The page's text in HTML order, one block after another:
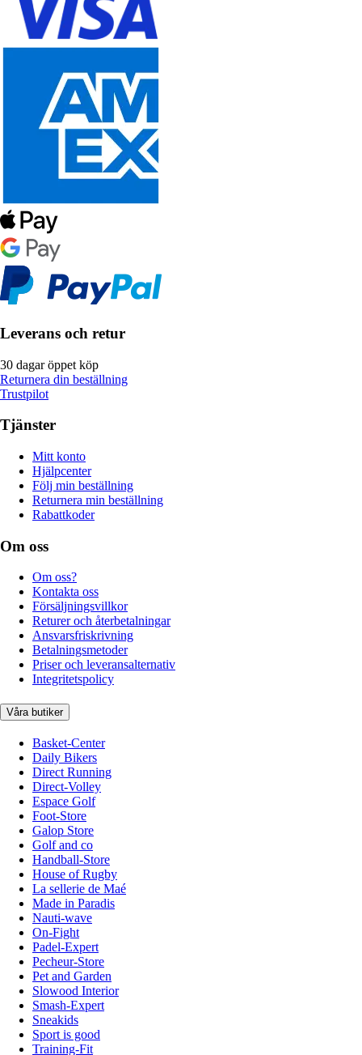
Leverans och retur
30 dagar öppet köp
Returnera din beställning
Trustpilot
Tjänster
Mitt konto
Hjälpcenter
Följ min beställning
Returnera min beställning
Rabattkoder
Om oss
Om oss?
Kontakta oss
Försäljningsvillkor
Returer och återbetalningar
Ansvarsfriskrivning
Betalningsmetoder
Priser och leveransalternativ
Integritetspolicy
Våra butiker
Basket-Center
Daily Bikers
Direct Running
Direct-Volley
Espace Golf
Foot-Store
Galop Store
Golf and co
Handball-Store
House of Rugby
La sellerie de Maé
Made in Paradis
Nauti-wave
On-Fight
Padel-Expert
Pecheur-Store
Pet and Garden
Slowood Interior
Smash-Expert
Sneakids
Sport is good
Training-Fit